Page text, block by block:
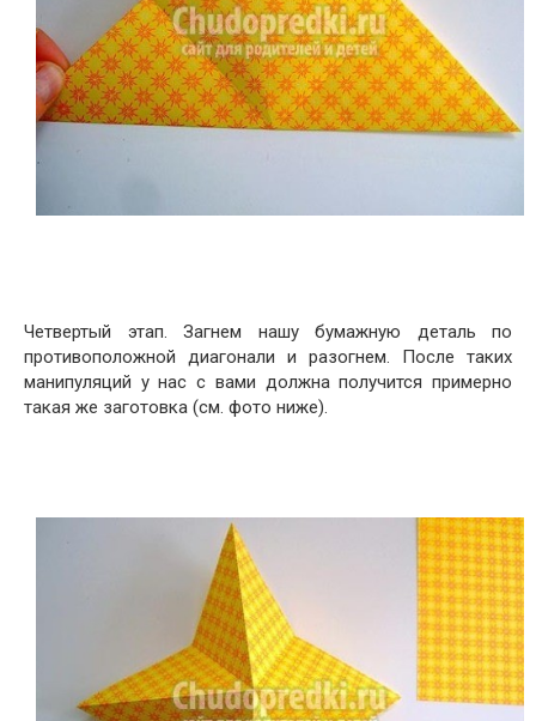
Четвертый этап. Загнем нашу бумажную деталь по
противоположной диагонали и разогнем. После таких
манипуляций у нас с вами должна получится примерно
такая же заготовка (см. фото ниже).